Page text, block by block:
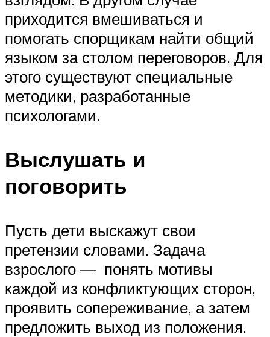
приходится вмешиваться и
помогать спорщикам найти общий
языком за столом переговоров. Для
этого существуют специальные
методики, разработанные
психологами.
Выслушать и
поговорить
Пусть дети выскажут свои
претензии словами. Задача
взрослого — понять мотивы
каждой из конфликтующих сторон,
проявить сопереживание, а затем
предложить выход из положения.